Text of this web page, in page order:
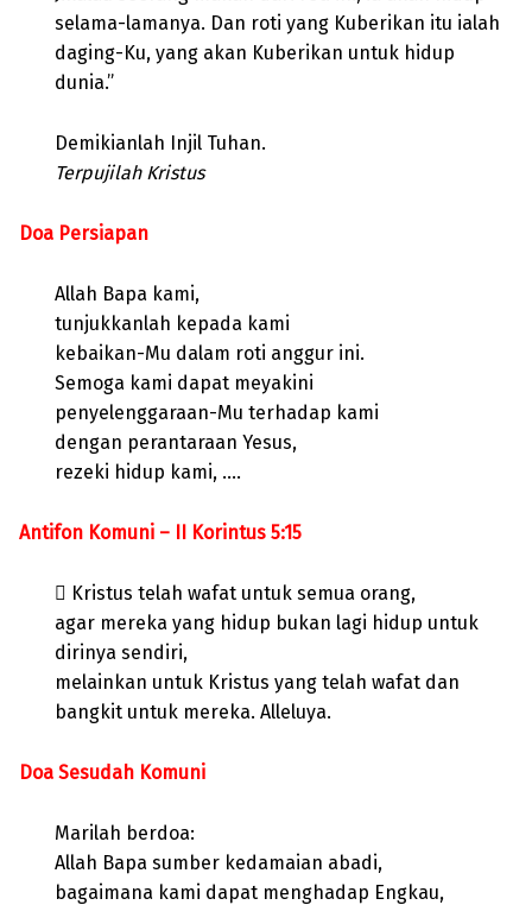
selama-lamanya. Dan roti yang Kuberikan itu ialah
daging-Ku, yang akan Kuberikan untuk hidup
dunia.”
Demikianlah Injil Tuhan.
Terpujilah Kristus
Doa Persiapan
Allah Bapa kami,
tunjukkanlah kepada kami
kebaikan-Mu dalam roti anggur ini.
Semoga kami dapat meyakini
penyelenggaraan-Mu terhadap kami
dengan perantaraan Yesus,
rezeki hidup kami, ….
Antifon Komuni – II Korintus 5:15
 Kristus telah wafat untuk semua orang,
agar mereka yang hidup bukan lagi hidup untuk
dirinya sendiri,
melainkan untuk Kristus yang telah wafat dan
bangkit untuk mereka. Alleluya.
Doa Sesudah Komuni
Marilah berdoa:
Allah Bapa sumber kedamaian abadi,
bagaimana kami dapat menghadap Engkau,